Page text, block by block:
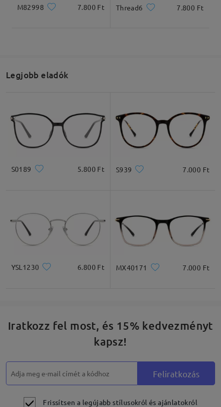
132mm/ 5.20in 140mm/ 5.51in
Ajánlott arcformák
* Csak tájékoztató jellegű
Termékleírás
M82998 7.800 Ft Thread6 7.800 Ft
Legjobb eladók
S0189 5.800 Ft S939 7.000 Ft
YSL1230 6.800 Ft MX40171 7.000 Ft
Iratkozz fel most, és 15% kedvezményt
kapsz!
Feliratkozás
Frissítsen a legújabb stílusokról és ajánlatokról